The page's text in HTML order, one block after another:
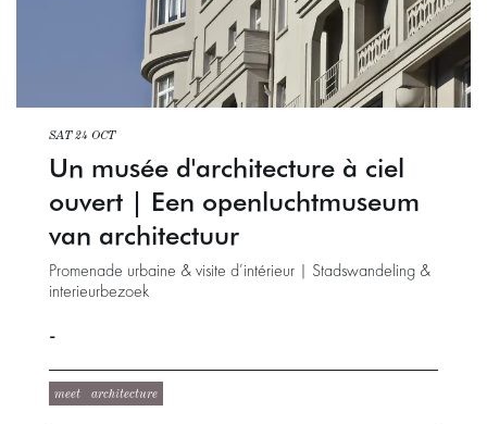
Un musée d'architecture à ciel
ouvert | Een openluchtmuseum
van architectuur
Promenade urbaine & visite d’intérieur | Stadswandeling &
interieurbezoek
SAT 24 OCT
-
meet architecture